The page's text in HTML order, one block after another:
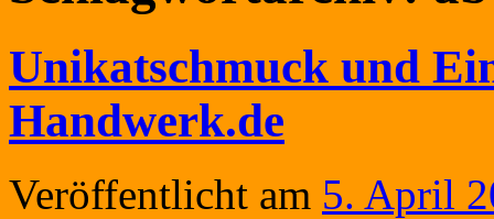
Unikatschmuck und
Handwerk.de
Veröffentlicht am 5. April